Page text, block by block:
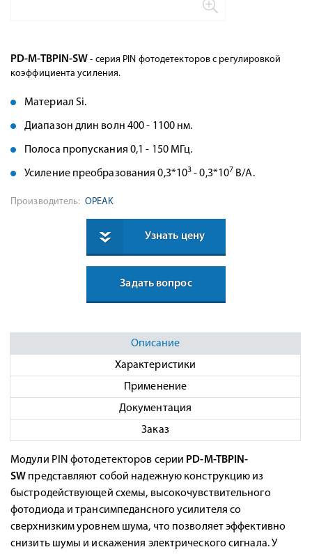
PD-M-TBPIN-SW - серия PIN фотодетекторов с регулировкой
коэффициента усиления.
Материал Si.
Диапазон длин волн 400 - 1100 нм.
Полоса пропускания 0,1 - 150 МГц.
Усиление преобразования 0,3*103 - 0,3*107 В/А.
Производитель: OPEAK
Узнать цену
Задать вопрос
Описание
Характеристики
Применение
Документация
Заказ
Модули PIN фотодетекторов серии PD-M-TBPIN-
SW представляют собой надежную конструкцию из
быстродействующей схемы, высокочувствительного
фотодиода и трансимпедансного усилителя со
сверхнизким уровнем шума, что позволяет эффективно
снизить шумы и искажения электрического сигнала. У